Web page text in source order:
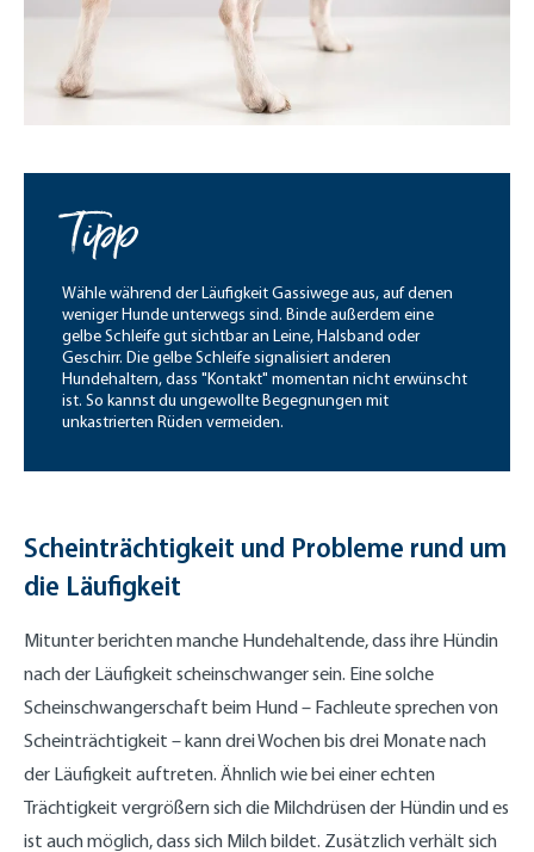
Tipp
Wähle während der Läufigkeit Gassiwege aus, auf denen
weniger Hunde unterwegs sind. Binde außerdem eine
gelbe Schleife gut sichtbar an Leine, Halsband oder
Geschirr. Die gelbe Schleife signalisiert anderen
Hundehaltern, dass "Kontakt" momentan nicht erwünscht
ist. So kannst du ungewollte Begegnungen mit
unkastrierten Rüden vermeiden.
Scheinträchtigkeit und Probleme rund um
die Läufigkeit
Mitunter berichten manche Hundehaltende, dass ihre Hündin
nach der Läufigkeit scheinschwanger sein. Eine solche
Scheinschwangerschaft beim Hund – Fachleute sprechen von
Scheinträchtigkeit – kann drei Wochen bis drei Monate nach
der Läufigkeit auftreten. Ähnlich wie bei einer echten
Trächtigkeit vergrößern sich die Milchdrüsen der Hündin und es
ist auch möglich, dass sich Milch bildet. Zusätzlich verhält sich